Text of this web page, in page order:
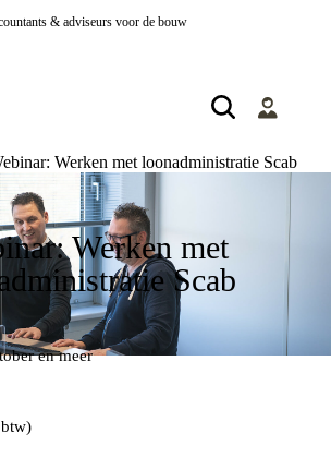
& adviseurs voor de bouw
Werken met loonadministratie Scab
Werken met
Scab
en meer